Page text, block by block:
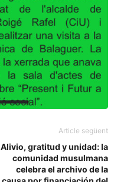
Article següent
Alivio, gratitud y unidad: la
comunidad musulmana
celebra el archivo de la